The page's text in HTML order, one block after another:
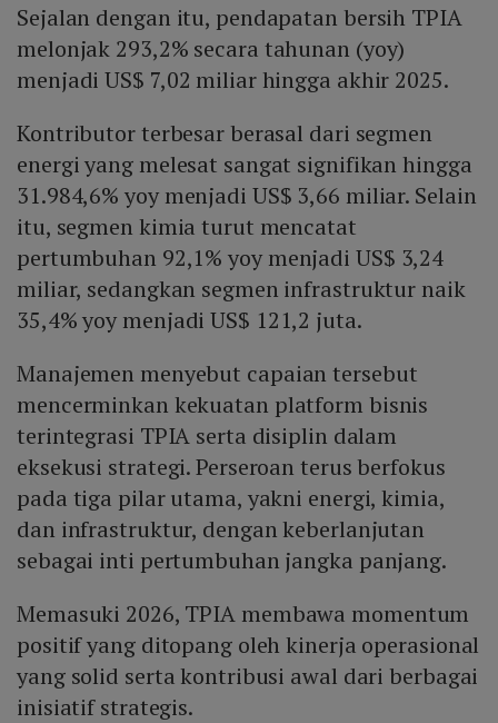
Sejalan dengan itu, pendapatan bersih TPIA
melonjak 293,2% secara tahunan (yoy)
menjadi US$ 7,02 miliar hingga akhir 2025.
Kontributor terbesar berasal dari segmen
energi yang melesat sangat signifikan hingga
31.984,6% yoy menjadi US$ 3,66 miliar. Selain
itu, segmen kimia turut mencatat
pertumbuhan 92,1% yoy menjadi US$ 3,24
miliar, sedangkan segmen infrastruktur naik
35,4% yoy menjadi US$ 121,2 juta.
Manajemen menyebut capaian tersebut
mencerminkan kekuatan platform bisnis
terintegrasi TPIA serta disiplin dalam
eksekusi strategi. Perseroan terus berfokus
pada tiga pilar utama, yakni energi, kimia,
dan infrastruktur, dengan keberlanjutan
sebagai inti pertumbuhan jangka panjang.
Memasuki 2026, TPIA membawa momentum
positif yang ditopang oleh kinerja operasional
yang solid serta kontribusi awal dari berbagai
inisiatif strategis.